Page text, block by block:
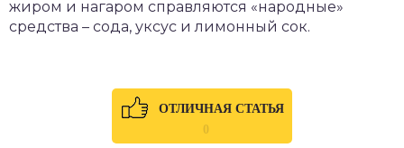
жиром и нагаром справляются «народные»
средства – сода, уксус и лимонный сок.
ОТЛИЧНАЯ СТАТЬЯ
0